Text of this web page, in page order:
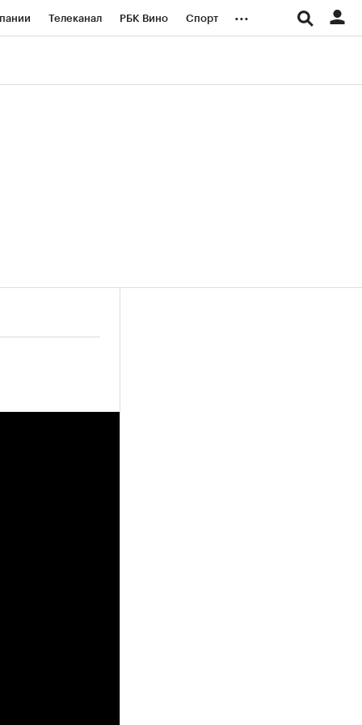
Телеканал РБК Вино Спорт ...